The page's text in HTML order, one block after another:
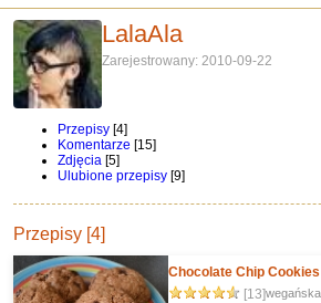
LalaAla
Zarejestrowany: 2010-09-22
Przepisy [4]
Komentarze [15]
Zdjęcia [5]
Ulubione przepisy [9]
Przepisy [4]
Chocolate Chip Cookies
[13]wegańska